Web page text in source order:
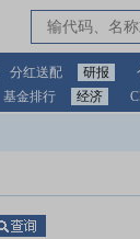
分红送配 研报
基金排行 经济